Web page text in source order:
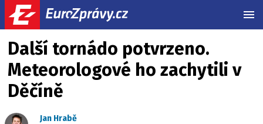
Další tornádo potvrzeno.
Meteorologové ho zachytili v
Děčíně
Jan Hrabě